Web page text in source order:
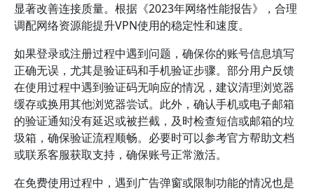
显著改善连接质量。根据《2023年网络性能报告》，合理
调配网络资源能提升VPN使用的稳定性和速度。
如果登录或注册过程中遇到问题，确保你的账号信息填写
正确无误，尤其是验证码和手机验证步骤。部分用户反馈
在使用过程中遇到验证码无响应的情况，建议清理浏览器
缓存或换用其他浏览器尝试。此外，确认手机或电子邮箱
的验证通知没有延迟或被拦截，及时检查短信或邮箱的垃
圾箱，确保验证流程顺畅。必要时可以参考官方帮助文档
或联系客服获取支持，确保账号正常激活。
在免费使用过程中，遇到广告弹窗或限制功能的情况也是